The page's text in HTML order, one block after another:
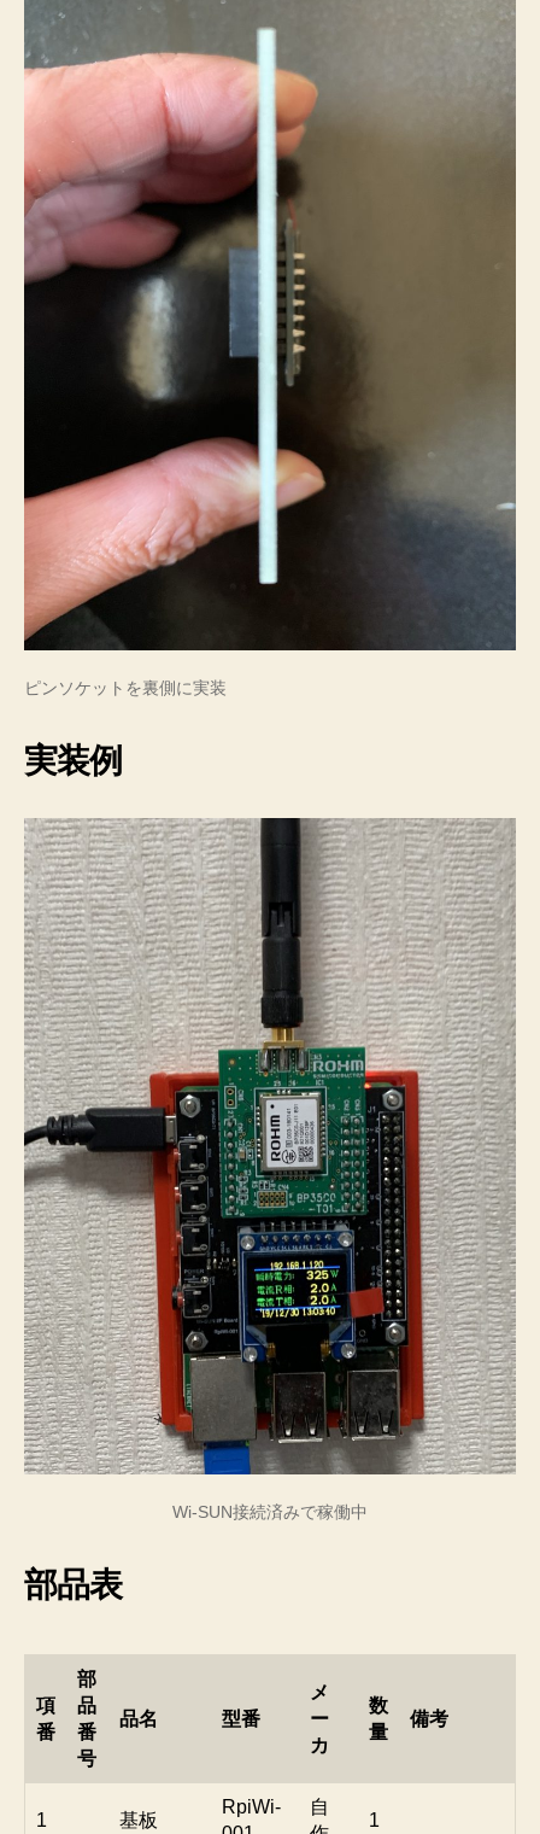
ピンソケットを裏側に実装
実装例
Wi-SUN接続済みで稼働中
部品表
項
番
部
品
番
号
品名 型番
メ
ー
カ
数
量
備考
1 基板
RpiWi-
自
1